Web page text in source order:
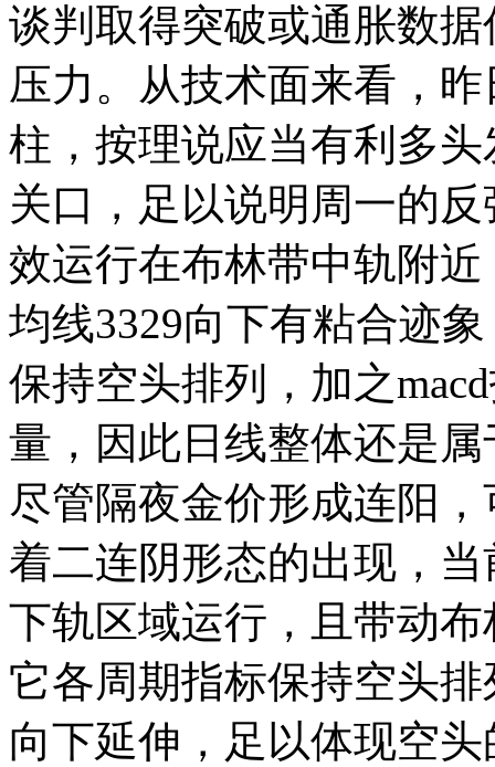
谈判取得突破或通胀数
压力。从技术面来看，
柱，按理说应当有利多
关口，足以说明周一的
效运行在布林带中轨附
均线3329向下有粘合迹
保持空头排列，加之
量，因此日线整体还是
尽管隔夜金价形成连阳
着二连阴形态的出现，
下轨区域运行，且带动
它各周期指标保持空头
向下延伸，足以体现空